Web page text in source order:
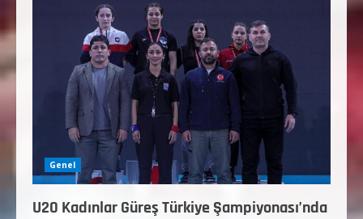
Genel
U20 Kadınlar Güreş Türkiye Şampiyonası’nda